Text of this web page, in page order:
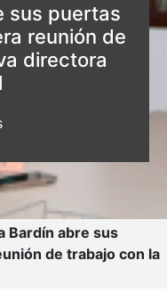
sus puertas
reunión de
directora
Bardín abre sus
de trabajo con la